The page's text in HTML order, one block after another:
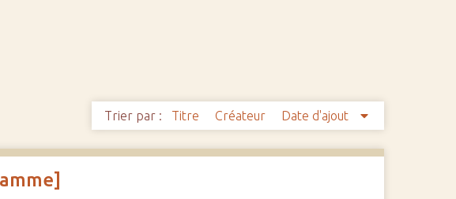
Trier par : Titre Créateur Date d'ajout